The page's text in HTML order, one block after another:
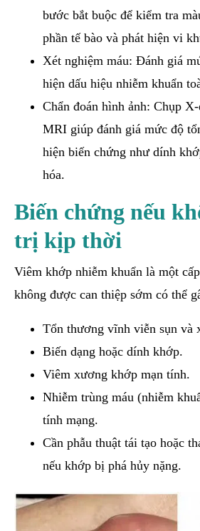
bước bắt buộc để kiểm tra
phần tế bào và phát hiện vi
Xét nghiệm máu: Đánh giá
hiện dấu hiệu nhiễm khuẩn
Chẩn đoán hình ảnh: Chụp
MRI giúp đánh giá mức độ
hiện biến chứng như dính
hóa.
Biến chứng nếu
trị kịp thời
Viêm khớp nhiễm khuẩn là một
không được can thiệp sớm có thể
Tổn thương vĩnh viễn sụn và
Biến dạng hoặc dính khớp.
Viêm xương khớp mạn tính.
Nhiễm trùng máu (nhiễm
tính mạng.
Cần phẫu thuật tái tạo hoặc
nếu khớp bị phá hủy nặng.